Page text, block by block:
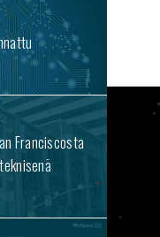
Franciscosta